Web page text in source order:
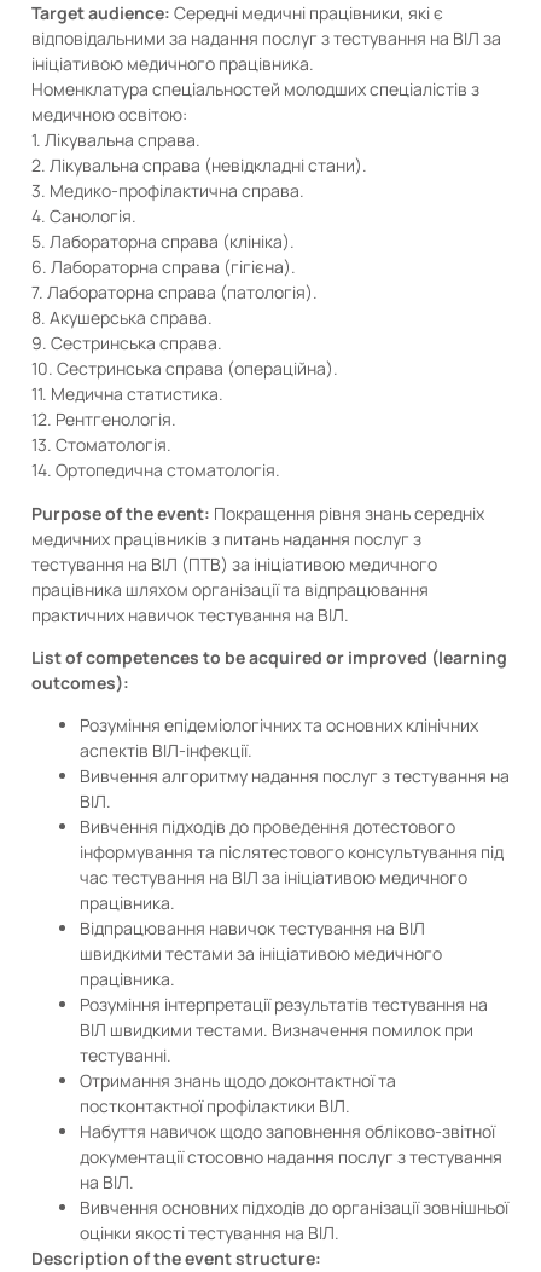
Target audience: Середні медичні працівники, які є
відповідальними за надання послуг з тестування на ВІЛ за
ініціативою медичного працівника.
Номенклатура спеціальностей молодших спеціалістів з
медичною освітою:
1. Лікувальна справа.
2. Лікувальна справа (невідкладні стани).
3. Медико-профілактична справа.
4. Санологія.
5. Лабораторна справа (клініка).
6. Лабораторна справа (гігієна).
7. Лабораторна справа (патологія).
8. Акушерська справа.
9. Сестринська справа.
10. Сестринська справа (операційна).
11. Медична статистика.
12. Рентгенологія.
13. Стоматологія.
14. Ортопедична стоматологія.
Purpose of the event: Покращення рівня знань середніх
медичних працівників з питань надання послуг з
тестування на ВІЛ (ПТВ) за ініціативою медичного
працівника шляхом організації та відпрацювання
практичних навичок тестування на ВІЛ.
List of competences to be acquired or improved (learning
outcomes):
Розуміння епідеміологічних та основних клінічних
аспектів ВІЛ-інфекції.
Вивчення алгоритму надання послуг з тестування на
ВІЛ.
Вивчення підходів до проведення дотестового
інформування та післятестового консультування під
час тестування на ВІЛ за ініціативою медичного
працівника.
Відпрацювання навичок тестування на ВІЛ
швидкими тестами за ініціативою медичного
працівника.
Розуміння інтерпретації результатів тестування на
ВІЛ швидкими тестами. Визначення помилок при
тестуванні.
Отримання знань щодо доконтактної та
постконтактної профілактики ВІЛ.
Набуття навичок щодо заповнення обліково-звітної
документації стосовно надання послуг з тестування
на ВІЛ.
Вивчення основних підходів до організації зовнішньої
оцінки якості тестування на ВІЛ.
Description of the event structure: